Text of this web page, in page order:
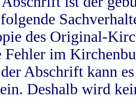
des Original-
Fehler im
Abschrift kann
Deshalb wird